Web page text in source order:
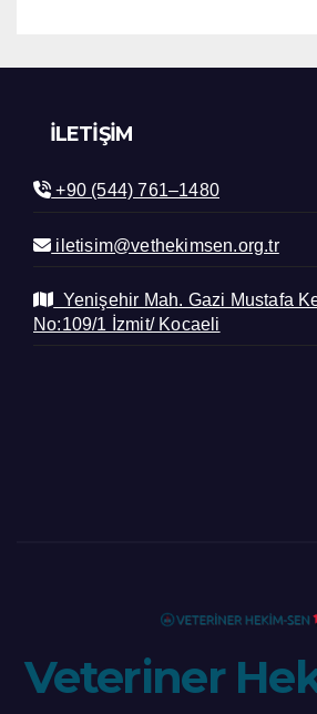
İLETIŞIM
+90 (544) 761–1480
iletisim@vethekimsen.org.tr
Yenişehir Mah. Gazi Mustafa
No:109/1 İzmit/ Kocaeli
Veteriner